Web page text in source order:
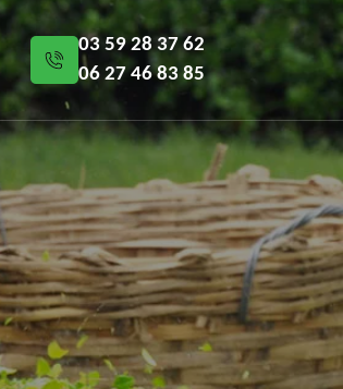
03 59 28 37 62
06 27 46 83 85